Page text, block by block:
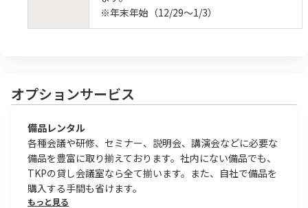
※年末年始（12/29～1/3）
オプションサービス
備品レンタル
各種会議や研修、セミナー、説明会、講演会などに必要な
備品を豊富に取り揃えております。社内にない備品でも、
TKPの貸し会議室なら全て揃います。また、自社で備品を
購入する手間も省けます。
もっと見る